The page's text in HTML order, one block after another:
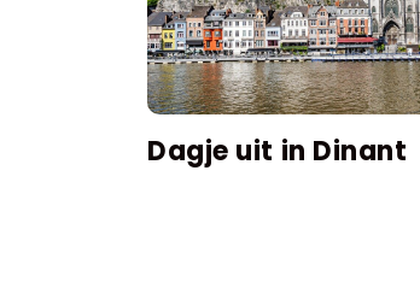
Dagje uit in Dinant